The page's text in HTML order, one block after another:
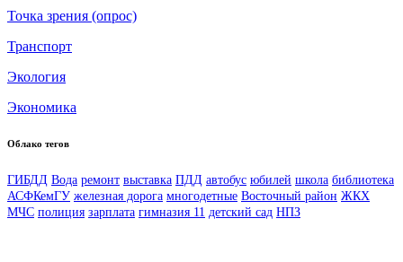
Точка зрения (опрос)
Транспорт
Экология
Экономика
Облако тегов
ГИБДД Вода ремонт выставка ПДД автобус юбилей школа библиотека
АСФКемГУ железная дорога многодетные Восточный район ЖКХ
МЧС полиция зарплата гимназия 11 детский сад НПЗ